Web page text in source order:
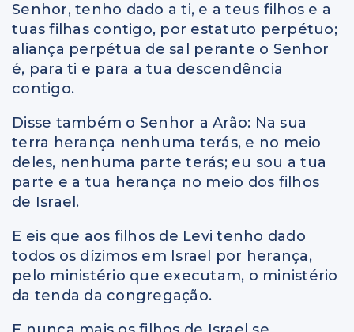
Senhor, tenho dado a ti, e a teus filhos e a
tuas filhas contigo, por estatuto perpétuo;
aliança perpétua de sal perante o Senhor
é, para ti e para a tua descendência
contigo.
Disse também o Senhor a Arão: Na sua
terra herança nenhuma terás, e no meio
deles, nenhuma parte terás; eu sou a tua
parte e a tua herança no meio dos filhos
de Israel.
E eis que aos filhos de Levi tenho dado
todos os dízimos em Israel por herança,
pelo ministério que executam, o ministério
da tenda da congregação.